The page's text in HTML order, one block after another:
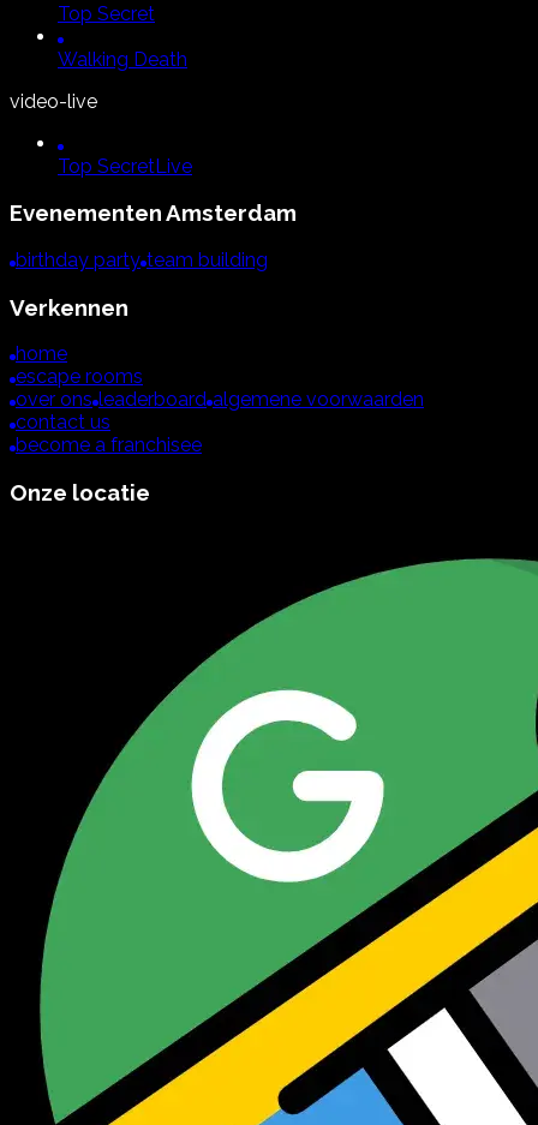
Top Secret
Walking Death
video-live
Top SecretLive
EvenementenAmsterdam
birthday party team building
Verkennen
home
escape rooms
over ons leaderboard algemene voorwaarden
contact us
become a franchisee
Onze locatie